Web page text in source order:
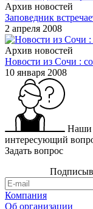
Архив новостей
Заповедник
2 апреля 2008
Архив новостей
Новости из Сочи :
10 января 2008
Наши
интересующий
Задать вопрос
Компания
Об организации